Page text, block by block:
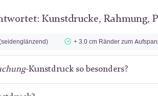
Kunstdrucke, Rahmung,
+ 3.0 cm Ränder zum
-Kunstdruck so besonders?